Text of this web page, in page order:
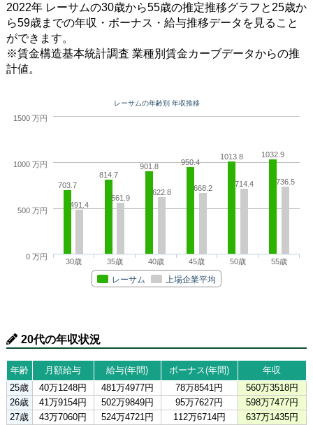
2022年 レーサムの30歳から55歳の推定推移グラフと25歳か
ら59歳までの年収・ボーナス・給与推移データを見ること
ができます。
※賃金構造基本統計調査 業種別賃金カーブデータからの推
計値。
レーサムの年齢別 年収推移
703.7
814.7
901.8 950.4
1013.8 1032.9
491.4
561.9
622.8 668.2 714.4 736.5
レーサム 上場企業平均
30歳 35歳 40歳 45歳 50歳 55歳
0 万円
500 万円
1000 万円
1500 万円
20代の年収状況
年齢 月額給与 給与(年間) ボーナス(年間)
年収
25歳
40万1248円 481万4977円 78万8541円
560万3518円
26歳
41万9154円 502万9849円 95万7627円
598万7477円
27歳
43万7060円 524万4721円 112万6714円
637万1435円